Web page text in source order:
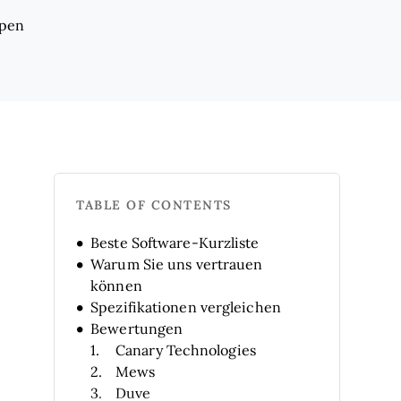
TABLE OF CONTENTS
Beste Software-Kurzliste
Warum Sie uns vertrauen
können
Spezifikationen vergleichen
Bewertungen
Canary Technologies
Mews
Duve